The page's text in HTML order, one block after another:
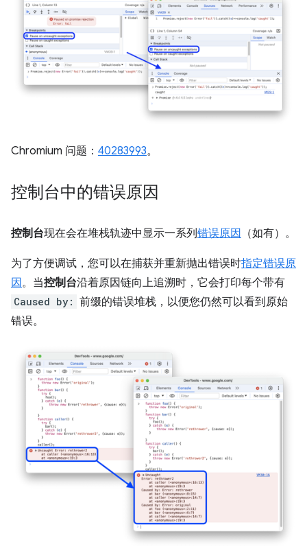
Chromium 问题： 40283993。
控制台中的错误原因
控制台现在会在堆栈轨迹中显示一系列错误原因 （如有）。
为了方便调试，您可以在捕获并重新抛出错误时指定错误原
因。当控制台沿着原因链向上追溯时，它会打印每个带有
Caused by: 前缀的错误堆栈，以便您仍然可以看到原始
错误。